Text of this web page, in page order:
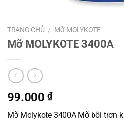
TRANG CHỦ / MỠ MOLYKOTE
Mỡ MOLYKOTE 3400A
99.000 ₫
Mỡ Molykote 3400A Mỡ bôi trơn